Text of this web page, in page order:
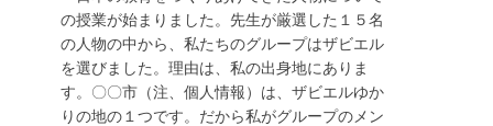
の授業が始まりました。先生が厳選した１５名
の人物の中から、私たちのグループはザビエル
を選びました。理由は、私の出身地にありま
す。〇〇市（注、個人情報）は、ザビエルゆか
りの地の１つです。だから私がグループのメン